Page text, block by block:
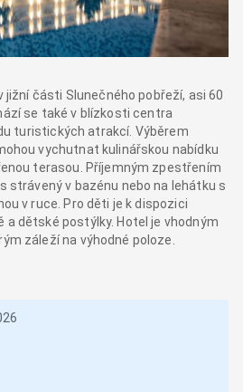
jižní části Slunečného pobřeží, asi 60
se také v blízkosti centra
turistických atrakcí. Výběrem
vychutnat kulinářskou nabídku
terasou. Příjemným zpestřením
strávený v bazénu nebo na lehátku s
v ruce. Pro děti je k dispozici
dětské postýlky. Hotel je vhodným
záleží na výhodné poloze.